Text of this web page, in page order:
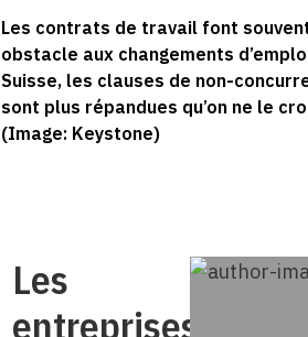
Les contrats de travail font
obstacle aux changements
Suisse, les clauses de non-
sont plus répandues qu’on ne le
(Image: Keystone)
Les
entreprises